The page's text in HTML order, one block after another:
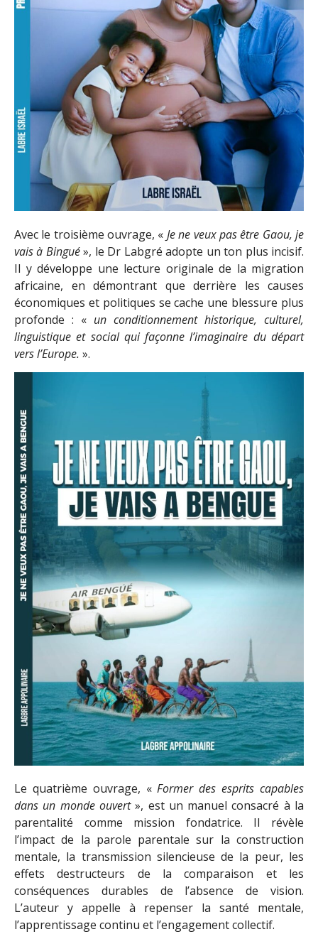
Avec le troisième ouvrage, « Je ne veux pas être Gaou, je
vais à Bingué», le Dr Labgré adopte un ton plus incisif.
Il y développe une lecture originale de la migration
africaine, en démontrant que derrière les causes
économiques et politiques se cache une blessure plus
profonde : « un conditionnement historique, culturel,
linguistique et social qui façonne l’imaginaire du départ
vers l’Europe. ».
Le quatrième ouvrage, «Former des esprits capables
dans un monde ouvert», est un manuel consacré à la
parentalité comme mission fondatrice. Il révèle
l’impact de la parole parentale sur la construction
mentale, la transmission silencieuse de la peur, les
effets destructeurs de la comparaison et les
conséquences durables de l’absence de vision.
L’auteur y appelle à repenser la santé mentale,
l’apprentissage continu et l’engagement collectif.